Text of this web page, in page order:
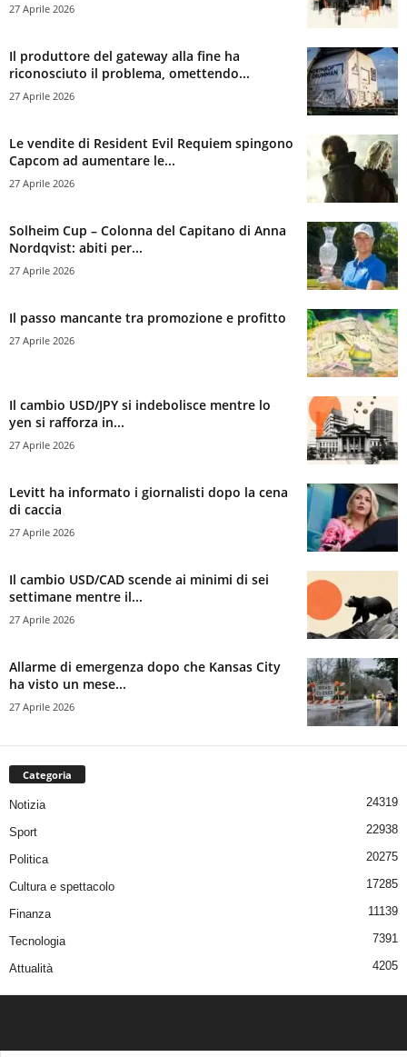
27 Aprile 2026
Il produttore del gateway alla fine ha
riconosciuto il problema, omettendo...
27 Aprile 2026
Le vendite di Resident Evil Requiem spingono
Capcom ad aumentare le...
27 Aprile 2026
Solheim Cup – Colonna del Capitano di Anna
Nordqvist: abiti per...
27 Aprile 2026
Il passo mancante tra promozione e profitto
27 Aprile 2026
Il cambio USD/JPY si indebolisce mentre lo
yen si rafforza in...
27 Aprile 2026
Levitt ha informato i giornalisti dopo la cena
di caccia
27 Aprile 2026
Il cambio USD/CAD scende ai minimi di sei
settimane mentre il...
27 Aprile 2026
Allarme di emergenza dopo che Kansas City
ha visto un mese...
27 Aprile 2026
Categoria
Notizia 24319
Sport 22938
Politica 20275
Cultura e spettacolo 17285
Finanza 11139
Tecnologia 7391
Attualità 4205